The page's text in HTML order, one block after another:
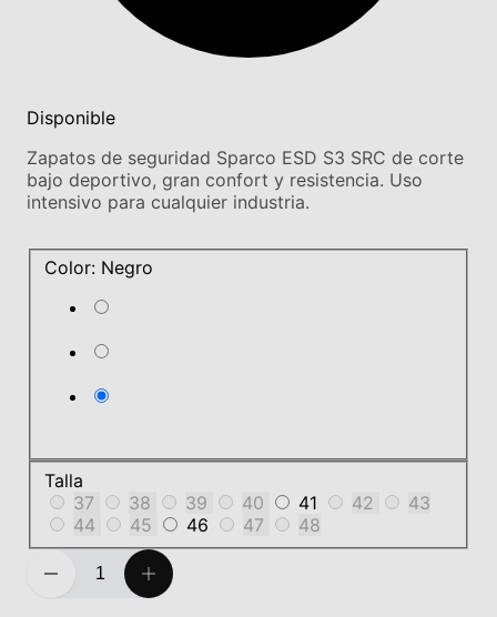
Disponible
Zapatos de seguridad Sparco ESD S3 SRC de corte
bajo deportivo, gran confort y resistencia. Uso
intensivo para cualquier industria.
Color: Negro
Talla
37
38 39 40 41 42
43
44
45 46 47 48